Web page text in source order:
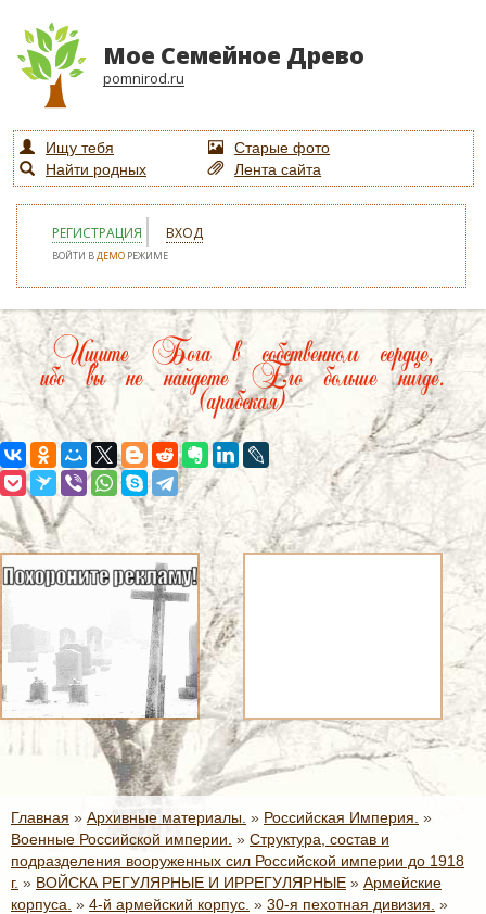
Мое Семейное Древо
pomnirod.ru
Ищу тебя
Старые фото
Найти родных
Лента сайта
РЕГИСТРАЦИЯ ВХОД
ВОЙТИ ВДЕМО РЕЖИМЕ
Ищите Бога в собственном сердце,
ибо вы не найдете Его больше нигде.
(арабская)
Главная » Архивные материалы. » Российская Империя. »
Военные Российской империи. » Структура, состав и
подразделения вооруженных сил Российской империи до 1918
г. » ВОЙСКА РЕГУЛЯРНЫЕ И ИРРЕГУЛЯРНЫЕ » Армейские
корпуса. » 4-й армейский корпус. » 30-я пехотная дивизия. »